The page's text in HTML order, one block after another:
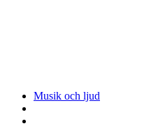
Musik och ljud